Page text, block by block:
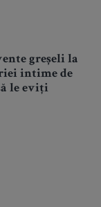
greșeli la
intime de
le eviți